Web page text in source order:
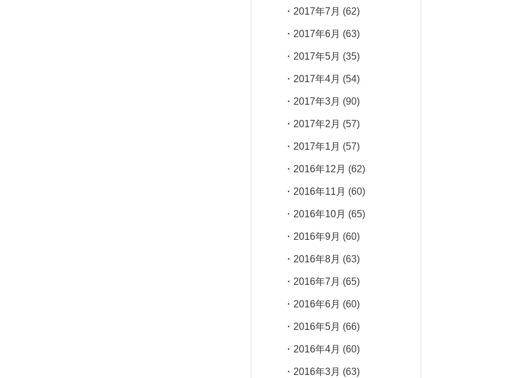
2017年7月 (62)
2017年6月 (63)
2017年5月 (35)
2017年4月 (54)
2017年3月 (90)
2017年2月 (57)
2017年1月 (57)
2016年12月 (62)
2016年11月 (60)
2016年10月 (65)
2016年9月 (60)
2016年8月 (63)
2016年7月 (65)
2016年6月 (60)
2016年5月 (66)
2016年4月 (60)
2016年3月 (63)